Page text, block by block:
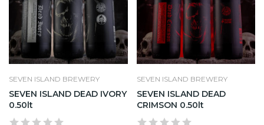
SEVEN ISLAND BREWERY
SEVEN ISLAND DEAD IVORY
0.50lt
SEVEN ISLAND BREWERY
SEVEN ISLAND DEAD
CRIMSON 0.50lt